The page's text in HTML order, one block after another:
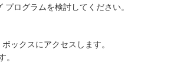
ログラムを検討してください。
ックスにアクセスします。
。